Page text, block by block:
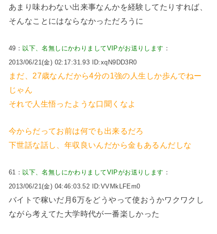
あまり味わわない出来事なんかを経験してたりすれば、
そんなことにはならなかっただろうに
49： 以下、名無しにかわりましてVIPがお送りします ：
2013/06/21(金) 02:17:31.93 ID:xqN9DD3R0
まだ、27歳なんだから4分の1強の人生しか歩んでねー
じゃん
それで人生悟ったような口聞くなよ
今からだってお前は何でも出来るだろ
下世話な話し、年収良いんだから金もあるんだしな
61： 以下、名無しにかわりましてVIPがお送りします ：
2013/06/21(金) 04:46:03.52 ID:VVMkLFEm0
バイトで稼いだ月6万をどうやって使おうかワクワクし
ながら考えてた大学時代が一番楽しかった